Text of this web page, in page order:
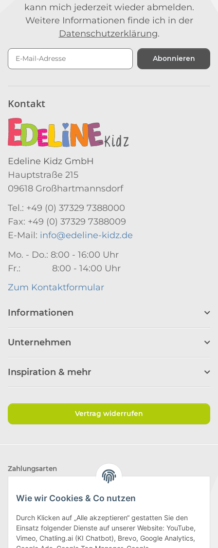
Wie wir Cookies & Co nutzen
Durch Klicken auf „Alle akzeptieren“ gestatten Sie den
Einsatz folgender Dienste auf unserer Website: YouTube,
Vimeo, Chatling.ai (KI Chatbot), Brevo, Google Analytics,
kann mich jederzeit wieder abmelden.
Weitere Informationen finde ich in der
Datenschutzerklärung.
Abonnieren
Kontakt
Edeline Kidz GmbH
Hauptstraße 215
09618 Großhartmannsdorf
Tel.: +49 (0) 37329 7388000
Fax: +49 (0) 37329 7388009
E-Mail: info@edeline-kidz.de
Mo. - Do.: 8:00 - 16:00 Uhr
Fr.: 8:00 - 14:00 Uhr
Zum Kontaktformular
Informationen
Unternehmen
Inspiration & mehr
Vertrag widerrufen
Zahlungsarten
Wir versenden mit